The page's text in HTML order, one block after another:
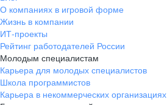
О компаниях в игровой форме
Жизнь в компании
ИТ-проекты
Рейтинг работодателей России
Молодым специалистам
Карьера для молодых специалистов
Школа программистов
Карьера в некоммерческих организациях